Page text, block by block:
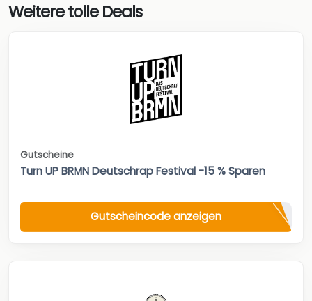
Weitere tolle Deals
Gutscheine
Turn UP BRMN Deutschrap Festival -15 % Sparen
Gutscheincode anzeigen